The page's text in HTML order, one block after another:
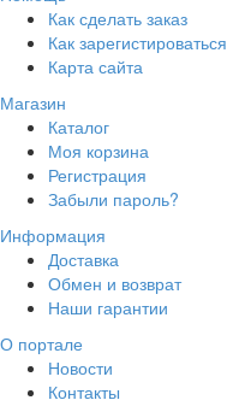
Как сделать заказ
Как зарегистироваться
Карта сайта
Магазин
Каталог
Моя корзина
Регистрация
Забыли пароль?
Информация
Доставка
Обмен и возврат
Наши гарантии
О портале
Новости
Контакты